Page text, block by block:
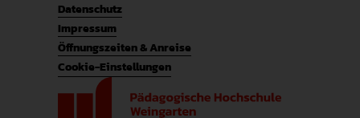
Datenschutz
Impressum
Öffnungszeiten & Anreise
Cookie-Einstellungen